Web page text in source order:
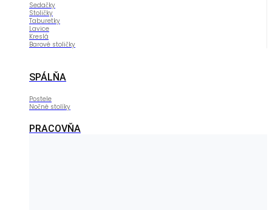
Sedačky
Stoličky
Taburetky
Lavice
Kreslá
Barové stoličky
SPÁLŇA
Postele
Nočné stolíky
PRACOVŇA